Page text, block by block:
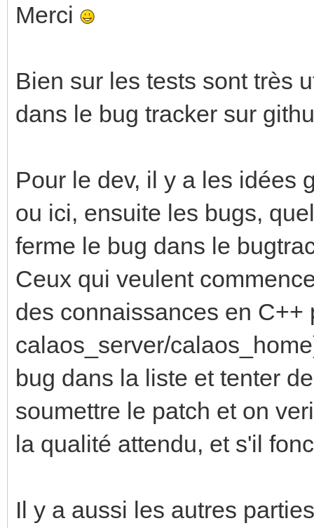
Merci
Bien sur les tests sont très
dans le bug tracker sur
Pour le dev, il y a les idées
ou ici, ensuite les bugs,
ferme le bug dans le
Ceux qui veulent
des connaissances en C++
calaos_server/
bug dans la liste et tenter
soumettre le patch et on
la qualité attendu, et s'il
Il y a aussi les autres